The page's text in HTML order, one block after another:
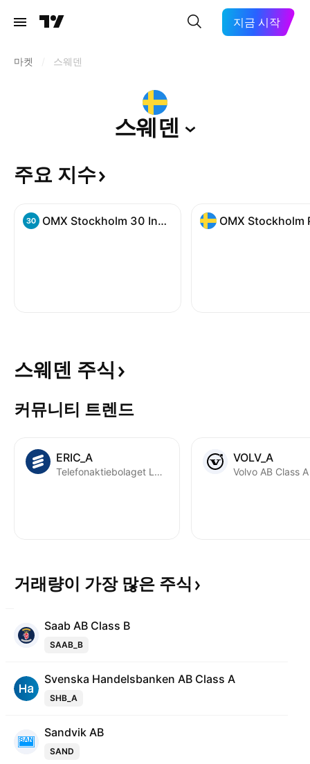
지금 시작
마켓 스웨덴
스웨덴
주요 지수
OMX Stockholm 30 Index
스웨덴 주식
커뮤니티 트렌드
ERIC_A
Telefonaktiebolaget LM Ericsson Class A
VOLV_A
Volvo AB Class A
거래량이 가장 많은 주식
Saab AB Class B
SAAB_B
Svenska Handelsbanken AB Class A
SHB_A
Sandvik AB
SAND